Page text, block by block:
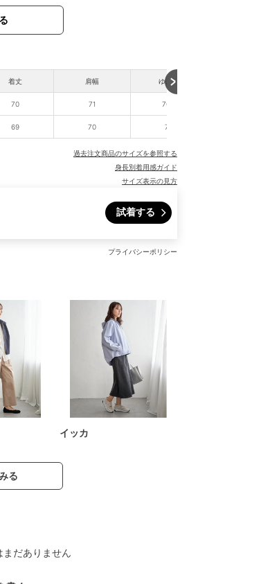
着丈 肩幅 ゆき丈
70 71 76.5
69 70 75
過去注文商品のサイズを参照する
身長別着用感ガイド
サイズ表示の見方
試着する
プライバシーポリシー
イッカ
る
まだありません